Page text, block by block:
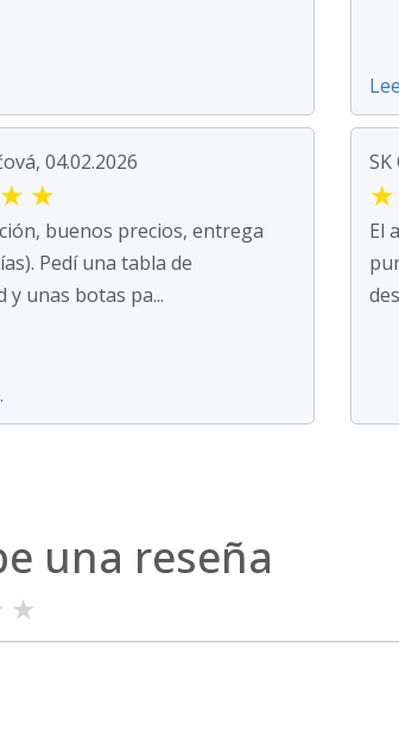
04.02.2026
★ ★
buenos precios, entrega
Pedí una tabla de
y unas botas pa...
SK
★
El
una reseña
★